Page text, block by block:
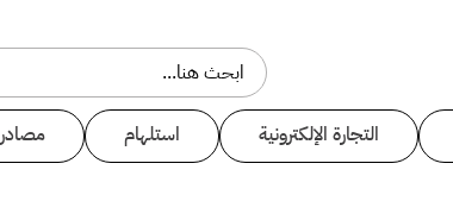
التجارة الإلكترونية استلهام
مصادر